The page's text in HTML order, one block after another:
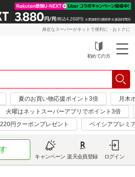
身近なスーパーがネットで便利に・おトクに
初めての方
夏のお買い物応援ポイント3倍
月木
火曜はネットスーパーアプリでポイント3倍
220円クーポンプレゼント ベイシアプレミ
キャンペーン 楽天会員登録 ログイン